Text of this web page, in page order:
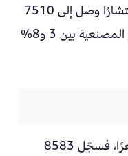
سعر جرام الذهب عيار 21 الأكثر انتشارًا وصل إلى 7510
جنيه بدون مصنعية، وتتراوح أسعار المصنعية بين 3 و8%
أما سعر الذهب عيار 24 الأعلى سعرًا، فسجّل 8583